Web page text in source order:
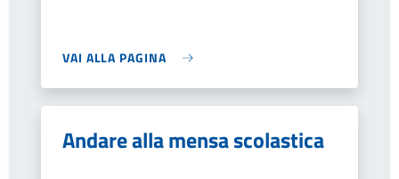
VAI ALLA PAGINA
Andare alla mensa scolastica